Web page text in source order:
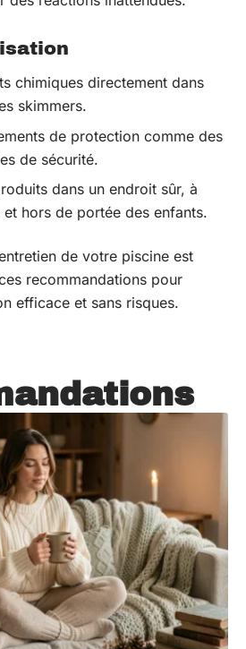
chimiques directement dans
skimmers.
de protection comme des
de sécurité.
dans un endroit sûr, à
et hors de portée des enfants.
de votre piscine est
recommandations pour
efficace et sans risques.